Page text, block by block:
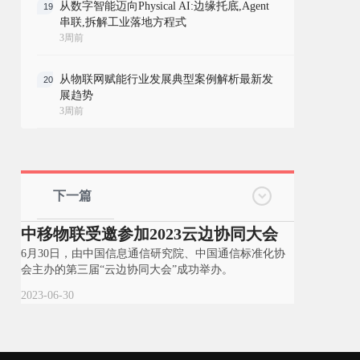
19
从数字智能迈向Physical AI:边缘托底,Agent
串联,拆解工业落地方程式
3周前
20
从物联网赋能行业发展典型案例解析最新发
展趋势
3周前
下一篇
中移物联受邀参加2023云边协同大会
6月30日，由中国信息通信研究院、中国通信标准化协
会主办的第三届“云边协同大会”成功举办。
2023-06-30